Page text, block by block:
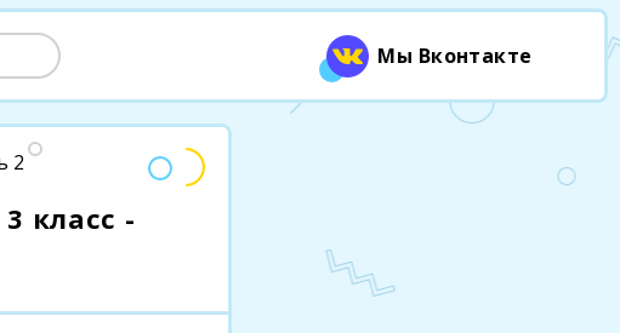
2
класс -
Мы Вконтакте